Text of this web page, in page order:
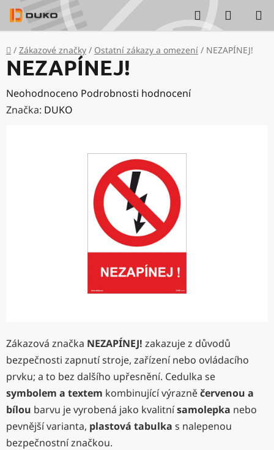
Přejít
na
obsah
Hledat
KOŠÍK
Domů
/ Zákazové značky / Ostatní zákazy a omezení / NEZAPÍNEJ!
Zákazová značka NEZAPÍNEJ! zakazuje z důvodů
bezpečnosti zapnutí stroje, zařízení nebo ovládacího
prvku; a to bez dalšího upřesnění. Cedulka se
symbolem a textem kombinující výrazněčervenou a
bílou barvu je vyrobená jako kvalitnísamolepka nebo
pevnější varianta, plastová tabulka s nalepenou
bezpečnostní značkou.
NEZAPÍNEJ!
Průměrné
hodnocení
Neohodnoceno Podrobnosti hodnocení
Značka: DUKO